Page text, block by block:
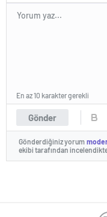
Gönder
En az 10 karakter gerekli
Gönderdiğiniz yorum
ekibi tarafından